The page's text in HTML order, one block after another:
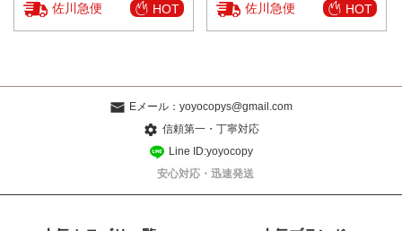
佐川急便 HOT 佐川急便 HOT
Eメール： yoyocopys@gmail.com
信頼第一・丁寧対応
Line ID:yoyocopy
安心対応・迅速発送